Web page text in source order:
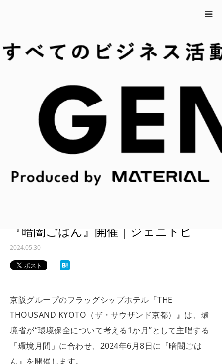
ジェニトピ
暗闇で感覚を研ぎ澄ました食事を。『暗闇ごは
ん』開催｜ジェニトピ
『暗闇ごはん』開催｜ジェニトピ
2024.05.30
京阪グループのフラッグシップホテル『THE
THOUSAND KYOTO（ザ・サウザンド京都） 』 は、環
境省が“環境保全について考える1か月”として主唱する
「環境月間」に合わせ、2024年6月8日に『暗闇ごは
ん』を開催します。